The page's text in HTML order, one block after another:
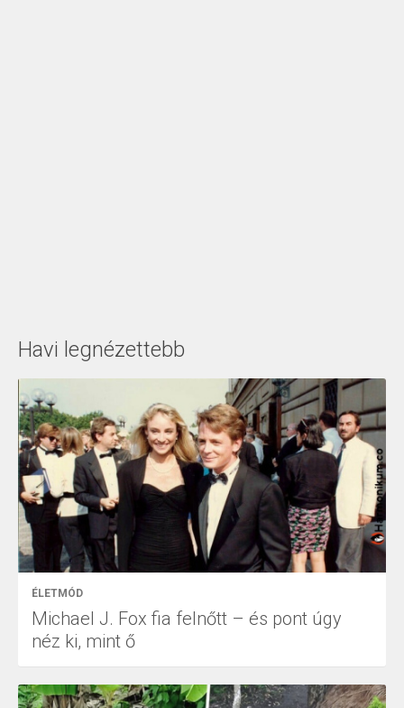
Havi legnézettebb
ÉLETMÓD
Michael J. Fox fia felnőtt – és pont úgy
néz ki, mint ő